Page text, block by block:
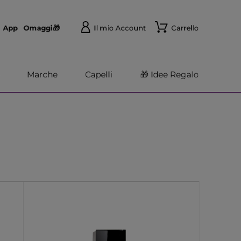
App Omaggi🎁 Il mio Account Carrello
Marche Capelli 🎁 Idee Regalo